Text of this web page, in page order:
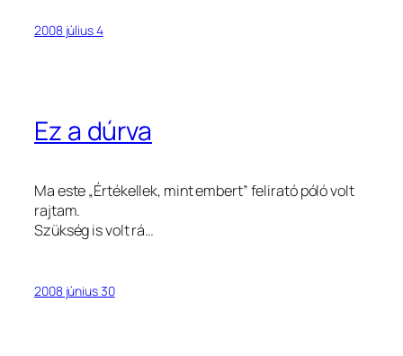
2008 július 4
Ez a dúrva
Ma este „Értékellek, mint embert” felirató póló volt
rajtam.
Szükség is volt rá…
2008 június 30